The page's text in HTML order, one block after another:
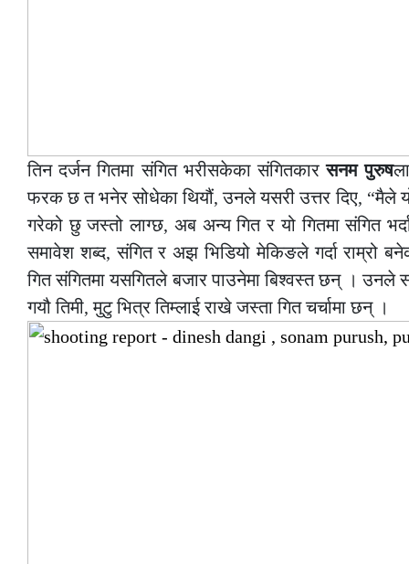
तिन दर्जन गितमा संगित भरीसकेका संगितकारसनम पुरुष
फरक छ त भनेर सोधेका थियौं, उनले यसरी उत्तर दिए, “मैले
गरेको छु जस्तो लाग्छ, अब अन्य गित र यो गितमा संगित
समावेश शब्द, संगित र अझ भिडियो मेकिङले गर्दा राम्रो
गित संगितमा यसगितले बजार पाउनेमा बिश्वस्त छन् । उनले
गयौ तिमी, मुटु भित्र तिम्लाई राखे जस्ता गित चर्चामा छन् ।